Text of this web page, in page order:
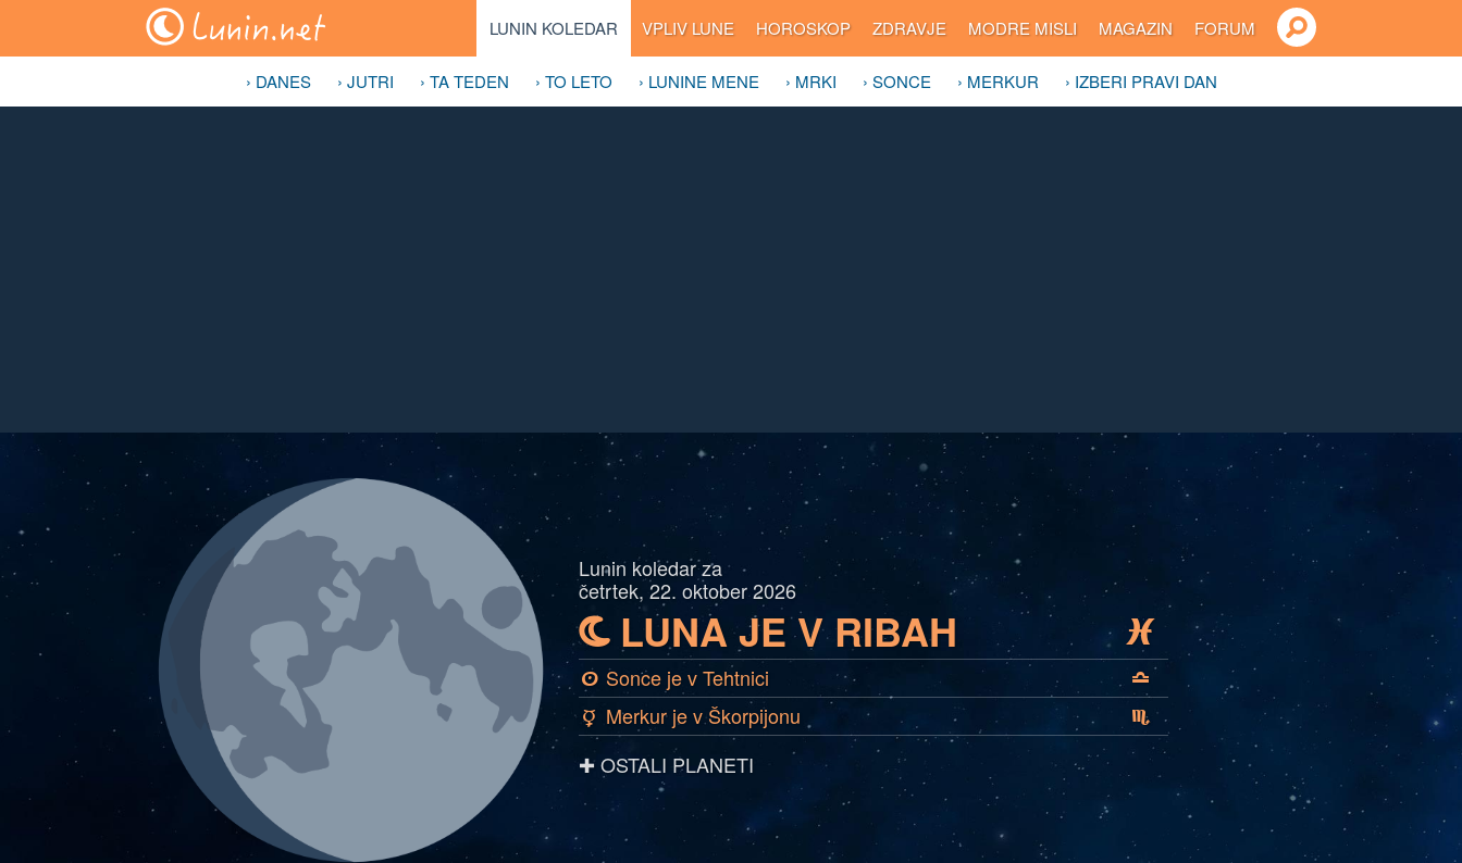
LUNIN KOLEDAR VPLIV LUNE HOROSKOP ZDRAVJE MODRE MISLI MAGAZIN FORUM
› DANES › JUTRI › TA TEDEN › TO LETO › LUNINE MENE › MRKI › SONCE › MERKUR › IZBERI PRAVI DAN
Lunin koledar za
četrtek, 22. oktober 2026
bLUNA JE V RIBAH L
a Sonce je v Tehtnici
G
c Merkur je v Škorpijonu H
✚ OSTALI PLANETI